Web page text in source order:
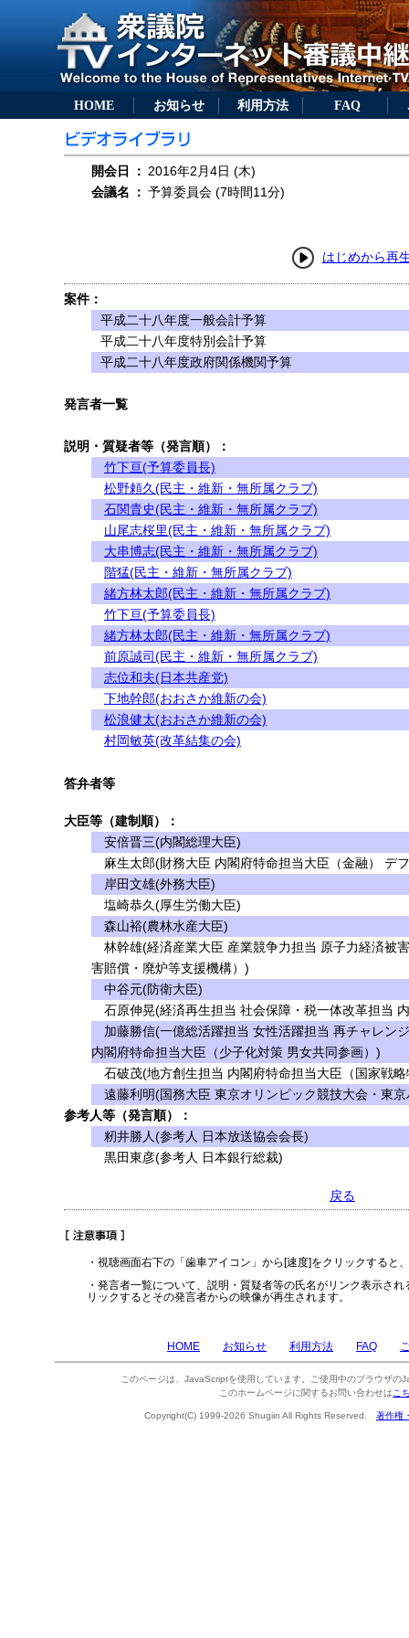
HOME お知らせ 利用方法 FAQ
開会日 ： 2016年2月4日 (木)
会議名
： 予算委員会 (7時間11分)
はじめから再
案件：
平成二十八年度一般会計予算
平成二十八年度特別会計予算
平成二十八年度政府関係機関予算
発言者一覧
説明・質疑者等（発言順）：
竹下亘(予算委員長)
松野頼久(民主・維新・無所属クラブ)
石関貴史(民主・維新・無所属クラブ)
山尾志桜里(民主・維新・無所属クラブ)
大串博志(民主・維新・無所属クラブ)
階猛(民主・維新・無所属クラブ)
緒方林太郎(民主・維新・無所属クラブ)
竹下亘(予算委員長)
緒方林太郎(民主・維新・無所属クラブ)
前原誠司(民主・維新・無所属クラブ)
志位和夫(日本共産党)
下地幹郎(おおさか維新の会)
松浪健太(おおさか維新の会)
村岡敏英(改革結集の会)
答弁者等
大臣等（建制順）：
安倍晋三(内閣総理大臣)
麻生太郎(財務大臣 内閣府特命担当大臣（金融） デ
岸田文雄(外務大臣)
塩崎恭久(厚生労働大臣)
森山裕(農林水産大臣)
林幹雄(経済産業大臣 産業競争力担当 原子力経済被
害賠償・廃炉等支援機構）)
中谷元(防衛大臣)
石原伸晃(経済再生担当 社会保障・税一体改革担当
加藤勝信(一億総活躍担当 女性活躍担当 再チャレン
内閣府特命担当大臣（少子化対策 男女共同参画）)
石破茂(地方創生担当 内閣府特命担当大臣（国家戦
遠藤利明(国務大臣 東京オリンピック競技大会・東
参考人等（発言順）：
籾井勝人(参考人 日本放送協会会長)
黒田東彦(参考人 日本銀行総裁)
戻る
・視聴画面右下の「歯車アイコン」から[速度]をクリックすると
・発言者一覧について、説明・質疑者等の氏名がリンク表示さ
リックするとその発言者からの映像が再生されます。
HOME お知らせ 利用方法 FAQ
このページは、JavaScriptを使用しています。ご使用中のブラウザの
このホームページに関するお問い合わせは こ
Copyright(C) 1999-2026 Shugiin All Rights Reserved. 著作権